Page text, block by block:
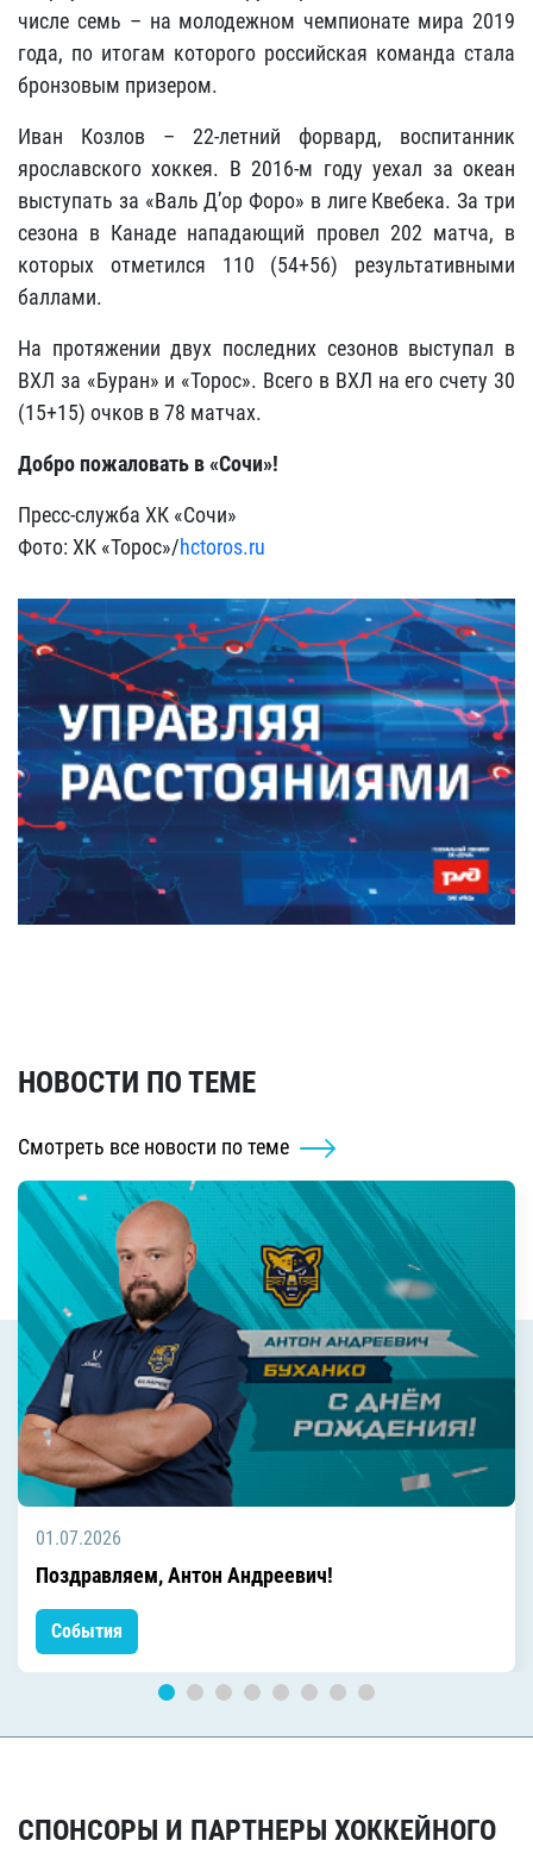
числе семь – на молодежном чемпионате мира 2019
года, по итогам которого российская команда стала
бронзовым призером.
Иван Козлов – 22-летний форвард, воспитанник
ярославского хоккея. В 2016-м году уехал за океан
выступать за «Валь Д’ор Форо» в лиге Квебека. За три
сезона в Канаде нападающий провел 202 матча, в
которых отметился 110 (54+56) результативными
баллами.
На протяжении двух последних сезонов выступал в
ВХЛ за «Буран» и «Торос». Всего в ВХЛ на его счету 30
(15+15) очков в 78 матчах.
Добро пожаловать в «Сочи»!
Пресс-служба ХК «Сочи»
Фото: ХК «Торос»/hctoros.ru
НОВОСТИ ПО ТЕМЕ
Смотреть все новости по теме
01.07.2026
Поздравляем, Антон Андреевич!
События
СПОНСОРЫ И ПАРТНЕРЫ ХОККЕЙНОГО